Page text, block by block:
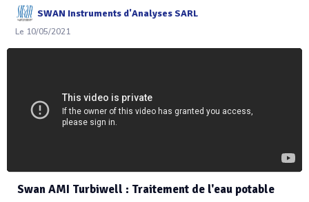
SWAN Instruments d'Analyses SARL
Le 10/05/2021
Swan AMI Turbiwell : Traitement de l'eau potable